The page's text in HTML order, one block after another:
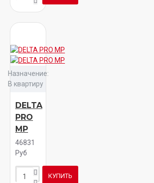
Назначение:
В квартиру
DELTA
PRO
MP
46831
Руб
КУПИТЬ